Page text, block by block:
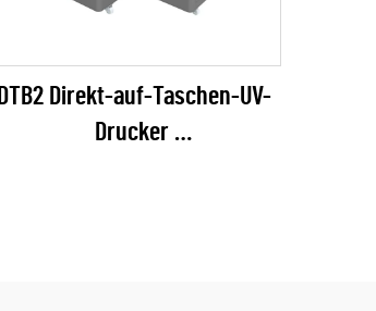
DTB2 Direkt-auf-Taschen-UV-
Drucker